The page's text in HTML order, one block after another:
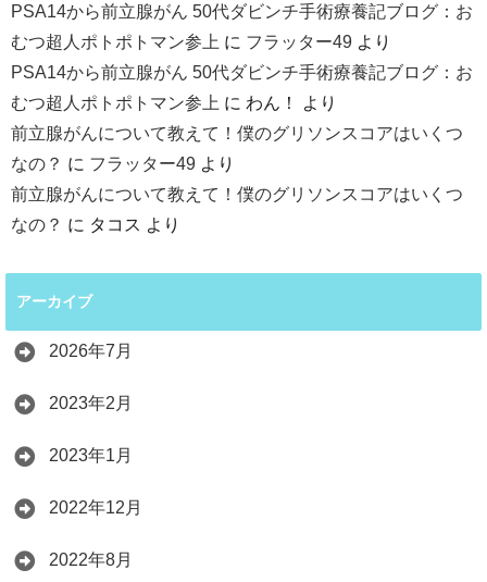
PSA14から前立腺がん 50代ダビンチ手術療養記ブログ：お
むつ超人ポトポトマン参上 に フラッター49 より
PSA14から前立腺がん 50代ダビンチ手術療養記ブログ：お
むつ超人ポトポトマン参上 に わん！
より
前立腺がんについて教えて！僕のグリソンスコアはいくつ
なの？ に フラッター49 より
前立腺がんについて教えて！僕のグリソンスコアはいくつ
なの？ に タコス より
アーカイブ
2026年7月
2023年2月
2023年1月
2022年12月
2022年8月